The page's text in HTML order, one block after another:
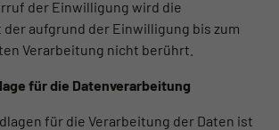
der Einwilligung wird die
aufgrund der Einwilligung bis zum
Verarbeitung nicht berührt.
für die Datenverarbeitung
für die Verarbeitung der Daten ist